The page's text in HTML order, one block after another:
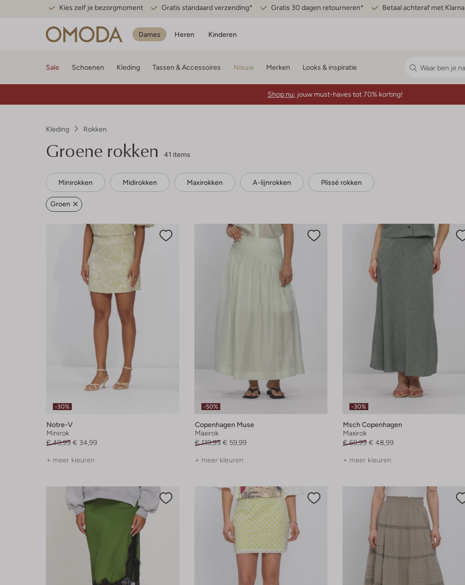
Kies zelf je bezorgmoment Gratis standaard verzending* Gratis 30 dagen retourneren* Betaal achteraf met Klarna
Dames Heren Kinderen
Sale Schoenen Kleding Tassen & Accessoires Nieuw Merken Looks & inspiratie
Shop nu: jouw must-haves tot 70% korting!
Kleding Rokken
Groene rokken 41 items
Minirokken Midirokken Maxirokken A-lijnrokken Plissé rokken
Groen
-30%
Notre-V
Minirok
€ 49,99 € 34,99
+ meer kleuren
-50%
Copenhagen Muse
Maxirok
€ 119,99 € 59,99
+ meer kleuren
-30%
Msch Copenhagen
Maxirok
€ 69,99 € 48,99
+ meer kleuren